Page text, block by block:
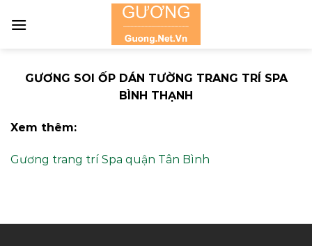
GƯƠNG SOI ỐP DÁN TƯỜNG TRANG TRÍ SPA
BÌNH THẠNH
Xem thêm:
Gương trang trí Spa quận Tân Bình